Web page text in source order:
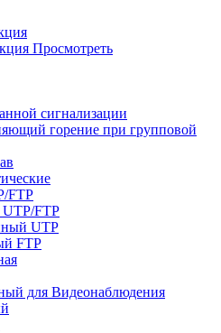
Просмотреть
сигнализации
горение при групповой
FTP
UTP/FTP
UTP
FTP
для Видеонаблюдения